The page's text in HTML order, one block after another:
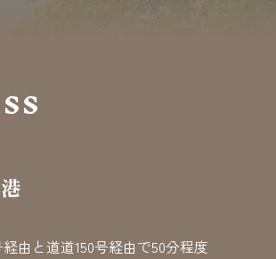
由と道道150号経由で50分程度